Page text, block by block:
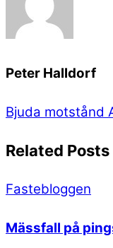
Peter Halldorf
Bjuda motstånd
Related Posts
Fastebloggen
Mässfall på